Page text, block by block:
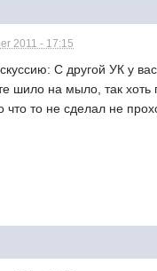
2011 - 17:15
С другой УК у
шило на мыло, так
что то не сделал не